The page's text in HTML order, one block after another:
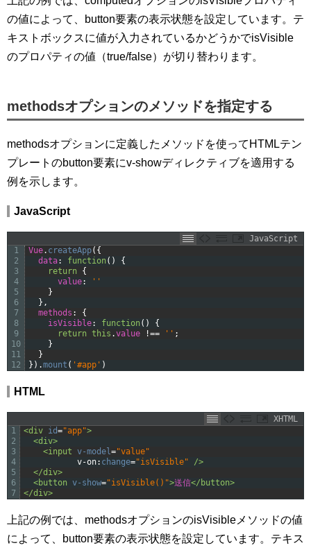
の値によって、button要素の表示状態を設定しています。テ
キストボックスに値が入力されているかどうかでisVisible
のプロパティの値（true/false）が切り替わります。
methodsオプションのメソッドを指定する
methodsオプションに定義したメソッドを使ってHTMLテン
プレートのbutton要素にv-showディレクティブを適用する
例を示します。
JavaScript
JavaScript
1
2
3
4
5
6
7
8
9
10
11
12
Vue. createApp( {
data: function ( )
{
return
{
value:
''
}
} ,
methods :
{
isVisible: function ( )
{
return this .value !== '' ;
}
}
} ) .mount ( '#app' )
HTML
XHTML
1
2
3
4
5
6
7
<div id="app">
<div>
<input v-model="value"
v-on: change="isVisible" />
</div>
<button v-show="isVisible()">送信</button>
</div>
上記の例では、methodsオプションのisVisibleメソッドの値
によって、button要素の表示状態を設定しています。テキス